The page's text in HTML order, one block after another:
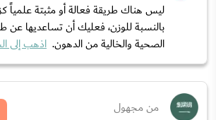
ليس هناك طريقة فعالة أو مثبتة علمياً
بالنسبة للوزن، فعليك أن تساعديها
الصحية والخالية من الدهون. اذهب إلى
من مجهول